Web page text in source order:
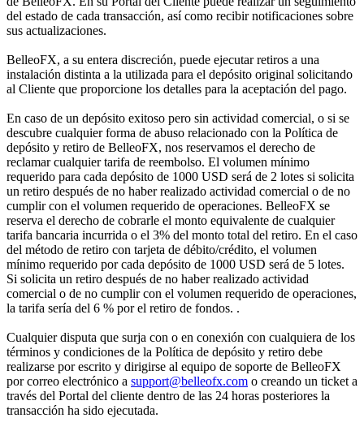
del estado de cada transacción, así como recibir notificaciones sobre
sus actualizaciones.
BelleoFX, a su entera discreción, puede ejecutar retiros a una
instalación distinta a la utilizada para el depósito original solicitando
al Cliente que proporcione los detalles para la aceptación del pago.
En caso de un depósito exitoso pero sin actividad comercial, o si se
descubre cualquier forma de abuso relacionado con la Política de
depósito y retiro de BelleoFX, nos reservamos el derecho de
reclamar cualquier tarifa de reembolso. El volumen mínimo
requerido para cada depósito de 1000 USD será de 2 lotes si solicita
un retiro después de no haber realizado actividad comercial o de no
cumplir con el volumen requerido de operaciones. BelleoFX se
reserva el derecho de cobrarle el monto equivalente de cualquier
tarifa bancaria incurrida o el 3% del monto total del retiro. En el caso
del método de retiro con tarjeta de débito/crédito, el volumen
mínimo requerido por cada depósito de 1000 USD será de 5 lotes.
Si solicita un retiro después de no haber realizado actividad
comercial o de no cumplir con el volumen requerido de operaciones,
la tarifa sería del 6 % por el retiro de fondos. .
Cualquier disputa que surja con o en conexión con cualquiera de los
términos y condiciones de la Política de depósito y retiro debe
realizarse por escrito y dirigirse al equipo de soporte de BelleoFX
por correo electrónico a support@belleofx.com o creando un ticket a
través del Portal del cliente dentro de las 24 horas posteriores la
transacción ha sido ejecutada.